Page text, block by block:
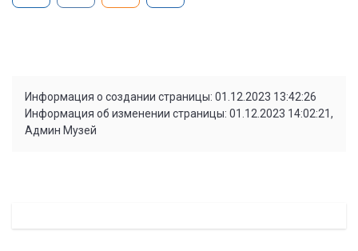
Информация о создании страницы: 01.12.2023 13:42:26
Информация об изменении страницы: 01.12.2023 14:02:21,
Админ Музей